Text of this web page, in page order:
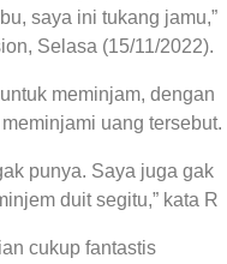
saya ini tukang jamu,”
Selasa (15/11/2022).
meminjam, dengan
uang tersebut.
punya. Saya juga gak
duit segitu,” kata R
cukup fantastis